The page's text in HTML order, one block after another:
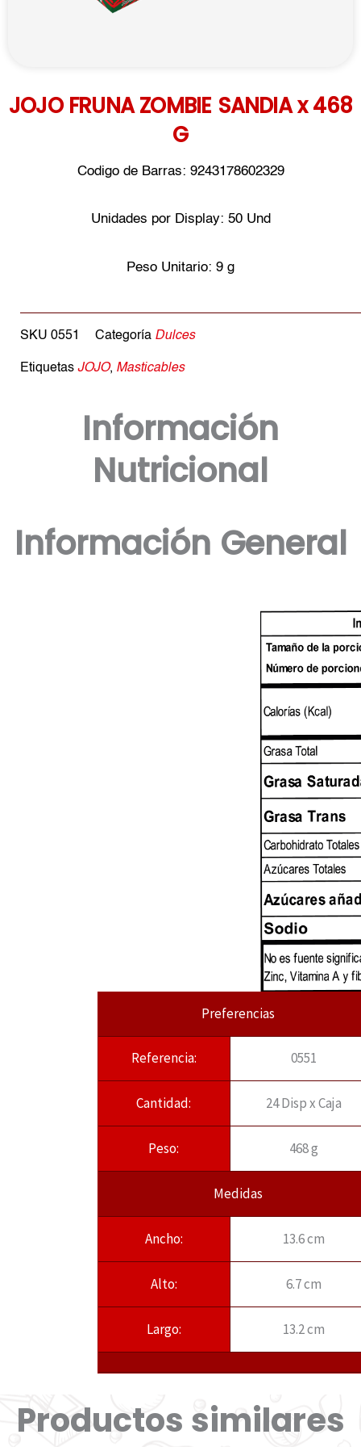
JOJO FRUNA ZOMBIE SANDIA x 468
G
Codigo de Barras: 9243178602329
Unidades por Display: 50 Und
Peso Unitario: 9 g
SKU 0551 Categoría Dulces
Etiquetas JOJO, Masticables
Información
Nutricional
Información General
Preferencias
Referencia: 0551
Cantidad: 24 Disp x Caja
Peso: 468 g
Medidas
Ancho: 13.6 cm
Alto: 6.7 cm
Largo: 13.2 cm
Productos similares